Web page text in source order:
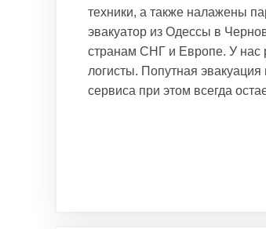
техники, а также налажены
эвакуатор из Одессы в
странам СНГ и Европе. У нас
логисты. Попутная
сервиса при этом всегда